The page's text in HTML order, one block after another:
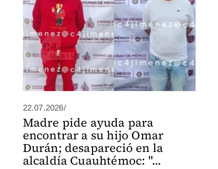
22.07.2026/
Madre pide ayuda para
encontrar a su hijo Omar
Durán; desapareció en la
alcaldía Cuauhtémoc: "...